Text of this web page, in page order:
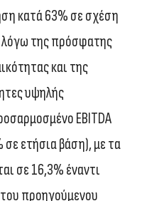
κατά 63% σε σχέση
της πρόσφατης
και της
υψηλής
EBITDA
σε ετήσια βάση), με τα
σε 16,3% έναντι
προηγούμενου